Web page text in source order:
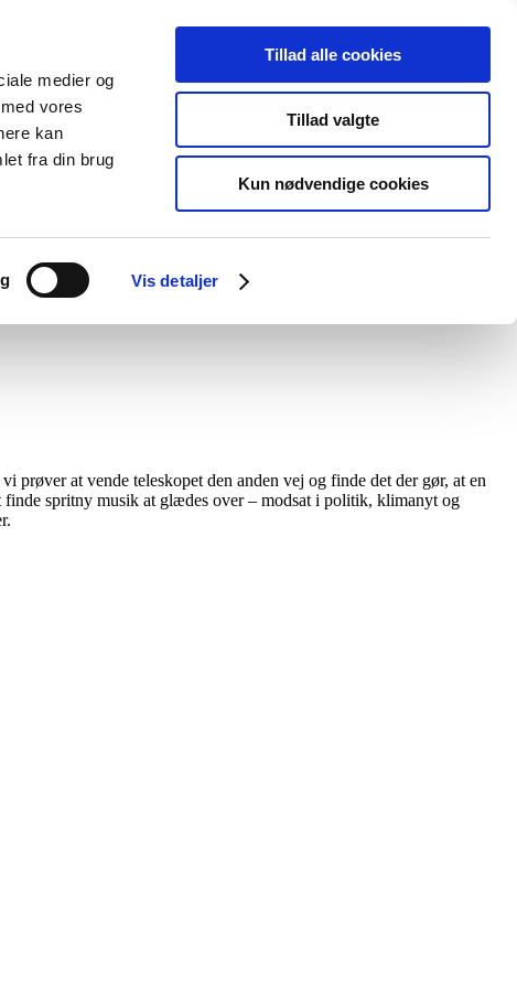
medier og
vores
kan
fra din brug
Vis detaljer
Tillad alle cookies
Tillad valgte
Kun nødvendige cookies
prøver at vende teleskopet den anden vej og finde det der gør, at en
spritny musik at glædes over – modsat i politik, klimanyt og